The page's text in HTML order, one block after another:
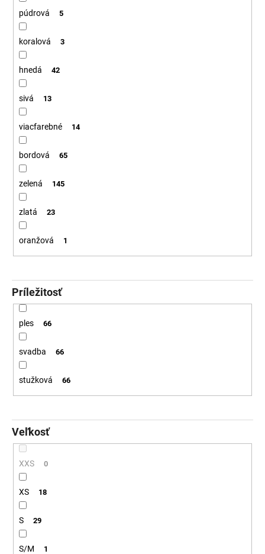
púdrová 5
koralová 3
hnedá 42
sivá 13
viacfarebné 14
bordová 65
zelená 145
zlatá 23
oranžová 1
Príležitosť
ples 66
svadba 66
stužková 66
Veľkosť
XXS 0
XS 18
S 29
S/M 1